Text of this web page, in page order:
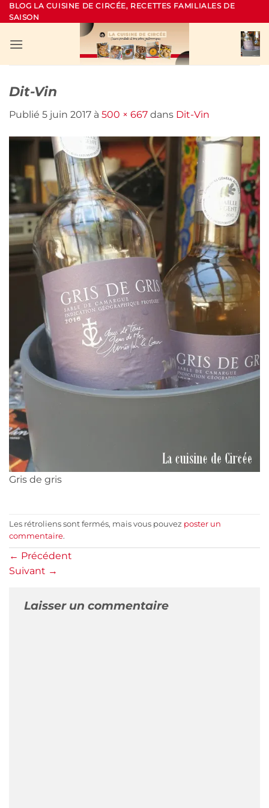
Passer
au
BLOG LA CUISINE DE CIRCÉE, RECETTES FAMILIALES DE
SAISON
Dit-Vin
Publié 5 juin 2017 à 500 × 667 dans Dit-Vin
Gris de gris
Les rétroliens sont fermés, mais vous pouvez poster un
commentaire.
← Précédent
Suivant →
Laisser un commentaire